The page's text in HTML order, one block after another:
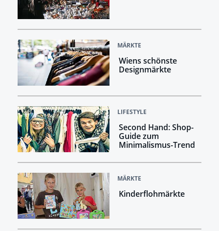
MÄRKTE
Wiens schönste
Designmärkte
LIFESTYLE
Second Hand: Shop-
Guide zum
Minimalismus-Trend
MÄRKTE
Kinderflohmärkte